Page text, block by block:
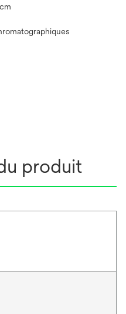
produit